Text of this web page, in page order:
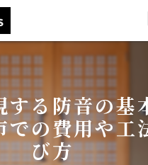
する防音の基
での費用や工
び方